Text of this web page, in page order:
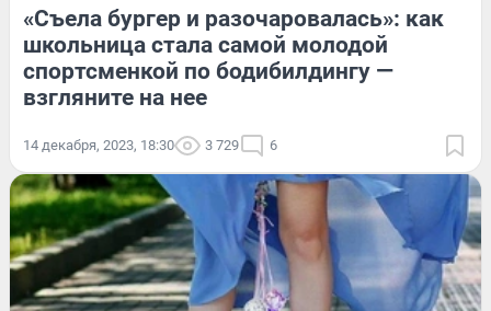
«Съела бургер и разочаровалась»: как
школьница стала самой молодой
спортсменкой по бодибилдингу —
взгляните на нее
14 декабря, 2023, 18:30 3 729 6